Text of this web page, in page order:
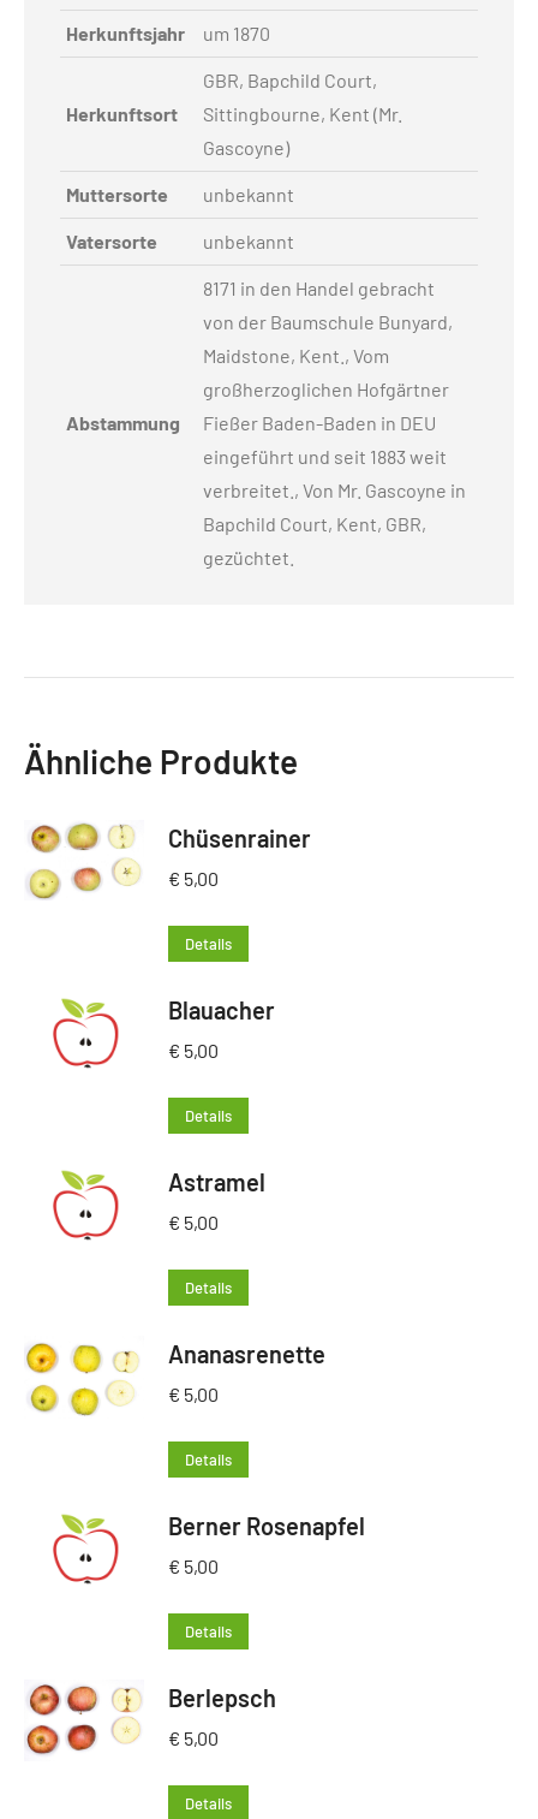
Herkunftsjahr um 1870
Herkunftsort
GBR, Bapchild Court,
Sittingbourne, Kent (Mr.
Gascoyne)
Muttersorte unbekannt
Vatersorte unbekannt
Abstammung
8171 in den Handel gebracht
von der Baumschule Bunyard,
Maidstone, Kent., Vom
großherzoglichen Hofgärtner
Fießer Baden-Baden in DEU
eingeführt und seit 1883 weit
verbreitet., Von Mr. Gascoyne in
Bapchild Court, Kent, GBR,
gezüchtet.
Ähnliche Produkte
Chüsenrainer
€ 5,00
Details
Blauacher
€ 5,00
Details
Astramel
€ 5,00
Details
Ananasrenette
€ 5,00
Details
Berner Rosenapfel
€ 5,00
Details
Berlepsch
€ 5,00
Details